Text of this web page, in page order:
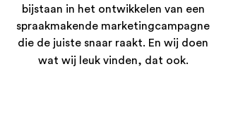
bijstaan in het ontwikkelen van een
spraakmakende marketingcampagne
die de juiste snaar raakt. En wij doen
wat wij leuk vinden, dat ook.